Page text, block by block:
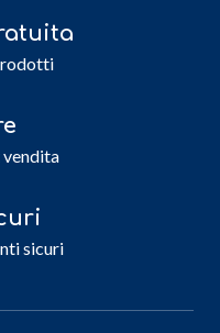
vendita
sicuri